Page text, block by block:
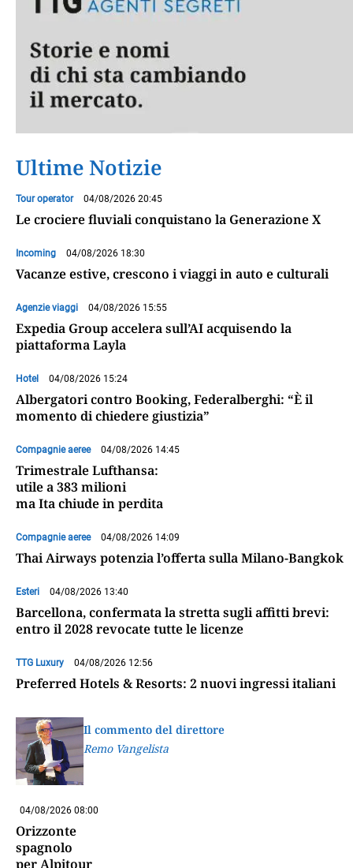
Ultime Notizie
Tour operator 04/08/2026 20:45
Le crociere fluviali conquistano la Generazione X
Incoming 04/08/2026 18:30
Vacanze estive, crescono i viaggi in auto e culturali
Agenzie viaggi 04/08/2026 15:55
Expedia Group accelera sull’AI acquisendo la
piattaforma Layla
Hotel 04/08/2026 15:24
Albergatori contro Booking, Federalberghi: “È il
momento di chiedere giustizia”
Compagnie aeree 04/08/2026 14:45
Trimestrale Lufthansa:
utile a 383 milioni
ma Ita chiude in perdita
Compagnie aeree 04/08/2026 14:09
Thai Airways potenzia l’offerta sulla Milano-Bangkok
Esteri 04/08/2026 13:40
Barcellona, confermata la stretta sugli affitti brevi:
entro il 2028 revocate tutte le licenze
TTG Luxury 04/08/2026 12:56
Preferred Hotels & Resorts: 2 nuovi ingressi italiani
Il commento del direttore
Remo Vangelista
04/08/2026 08:00
Orizzonte
spagnolo
per Alpitour